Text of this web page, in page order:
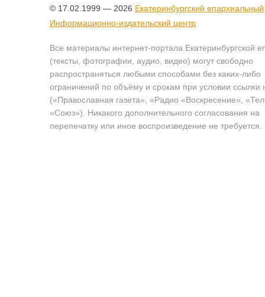
© 17.02.1999 — 2026 Екатеринбургский епархиальный
Информационно-издательский центр
Все материалы интернет-портала Екатеринбургской
(тексты, фотографии, аудио, видео) могут свободно
распространяться любыми способами без каких-либо
ограничений по объёму и срокам при условии ссылки
(«Православная газета», «Радио «Воскресение»,
«Союз»). Никакого дополнительного согласования на
перепечатку или иное воспроизведение не требуется.